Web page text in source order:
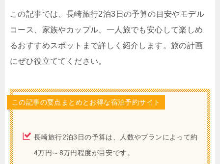
この記事では、長崎旅行2泊3日の予算の目安やモデル
コース、家族やカップル、一人旅でも安心して楽しめ
るおすすめスポットまで詳しく紹介します。旅の計画
にぜひ役立ててください。
この記事の要点まとめとお得な宿泊予約サイト
長崎旅行2泊3日の予算は、人数やプランによって約
4万円～8万円程度が目安です。